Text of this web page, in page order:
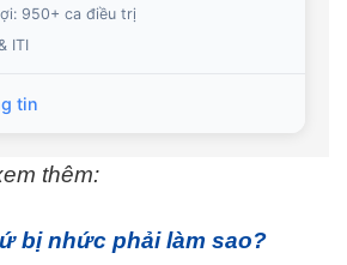
950+ ca điều trị
ITI
tin
thêm:
bị nhức phải làm sao?